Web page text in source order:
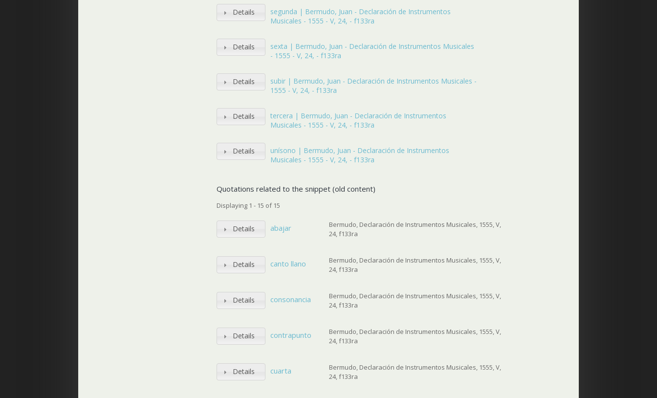
Details
segunda | Bermudo, Juan - Declaración de Instrumentos
Musicales - 1555 - V, 24, - f133ra
Details
sexta | Bermudo, Juan - Declaración de Instrumentos Musicales
- 1555 - V, 24, - f133ra
Details
subir | Bermudo, Juan - Declaración de Instrumentos Musicales -
1555 - V, 24, - f133ra
Details
tercera | Bermudo, Juan - Declaración de Instrumentos
Musicales - 1555 - V, 24, - f133ra
Details
unísono | Bermudo, Juan - Declaración de Instrumentos
Musicales - 1555 - V, 24, - f133ra
Quotations related to the snippet (old content)
Displaying 1 - 15 of 15
Details abajar
Bermudo, Declaración de Instrumentos Musicales, 1555, V,
24, f133ra
Details canto llano
Bermudo, Declaración de Instrumentos Musicales, 1555, V,
24, f133ra
Details consonancia
Bermudo, Declaración de Instrumentos Musicales, 1555, V,
24, f133ra
Details contrapunto
Bermudo, Declaración de Instrumentos Musicales, 1555, V,
24, f133ra
Details cuarta
Bermudo, Declaración de Instrumentos Musicales, 1555, V,
24, f133ra